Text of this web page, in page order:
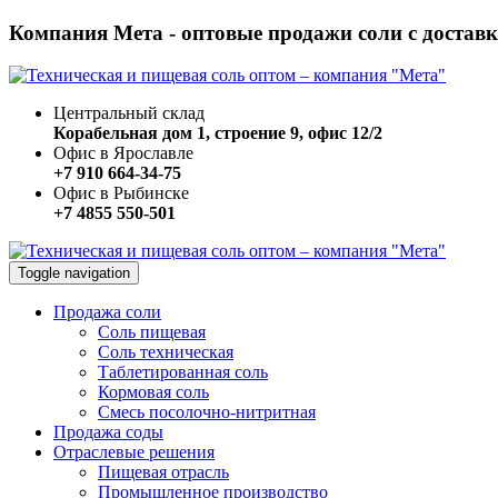
Компания Мета - оптовые продажи соли с
Центральный склад
Корабельная дом 1, строение 9, офис 12/2
Офис в Ярославле
+7 910 664-34-75
Офис в Рыбинске
+7 4855 550-501
Toggle navigation
Продажа соли
Соль пищевая
Соль техническая
Таблетированная соль
Кормовая соль
Смесь посолочно-нитритная
Продажа соды
Отраслевые решения
Пищевая отрасль
Промышленное производство